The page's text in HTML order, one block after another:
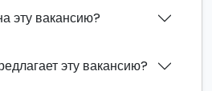
эту вакансию?
эту вакансию?